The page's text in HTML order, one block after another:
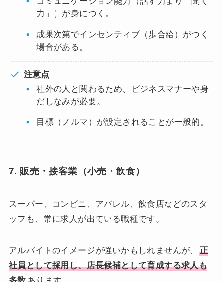
力」）が身につく。
成果次第でインセンティブ（歩合給）がつく
場合がある。
注意点
社外の人と関わるため、ビジネスマナーや身
だしなみが必要。
目標（ノルマ）が設定されることが一般的。
7. 販売・接客業（小売・飲食）
スーパー、コンビニ、アパレル、飲食店などのスタ
ッフも、常に求人が出ている職種です。
アルバイトのイメージが強いかもしれませんが、
正
社員として採用し、店長候補として育成する求人も